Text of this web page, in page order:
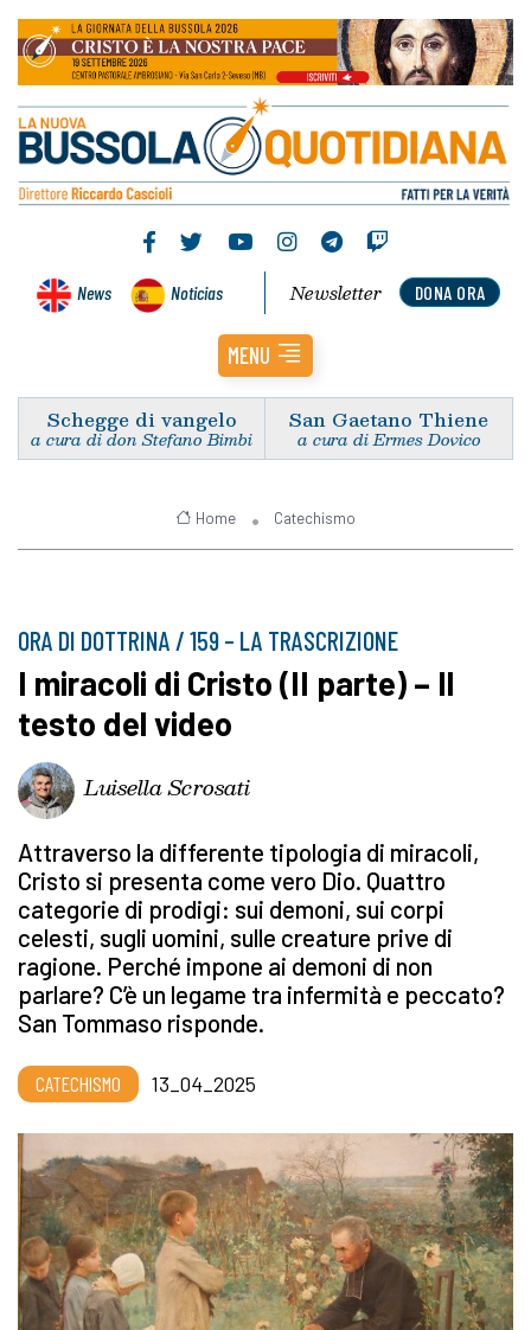
News Noticias DONA ORA
Newsletter
MENU
Schegge di vangelo
a cura di don Stefano Bimbi
San Gaetano Thiene
a cura di Ermes Dovico
Home Catechismo
ORA DI DOTTRINA / 159 – LA TRASCRIZIONE
I miracoli di Cristo (II parte) – Il
testo del video
Luisella Scrosati
Attraverso la differente tipologia di miracoli,
Cristo si presenta come vero Dio. Quattro
categorie di prodigi: sui demoni, sui corpi
celesti, sugli uomini, sulle creature prive di
ragione. Perché impone ai demoni di non
parlare? C’è un legame tra infermità e peccato?
San Tommaso risponde.
CATECHISMO 13_04_2025